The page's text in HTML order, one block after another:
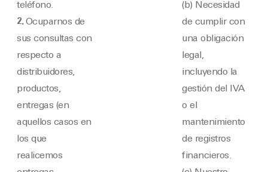
teléfono.
2.Ocuparnos de
sus consultas con
respecto a
distribuidores,
productos,
entregas (en
aquellos casos en
los que
realicemos
(b) Necesidad
de cumplir con
una obligación
legal,
incluyendo la
gestión del IVA
o el
mantenimiento
de registros
financieros.